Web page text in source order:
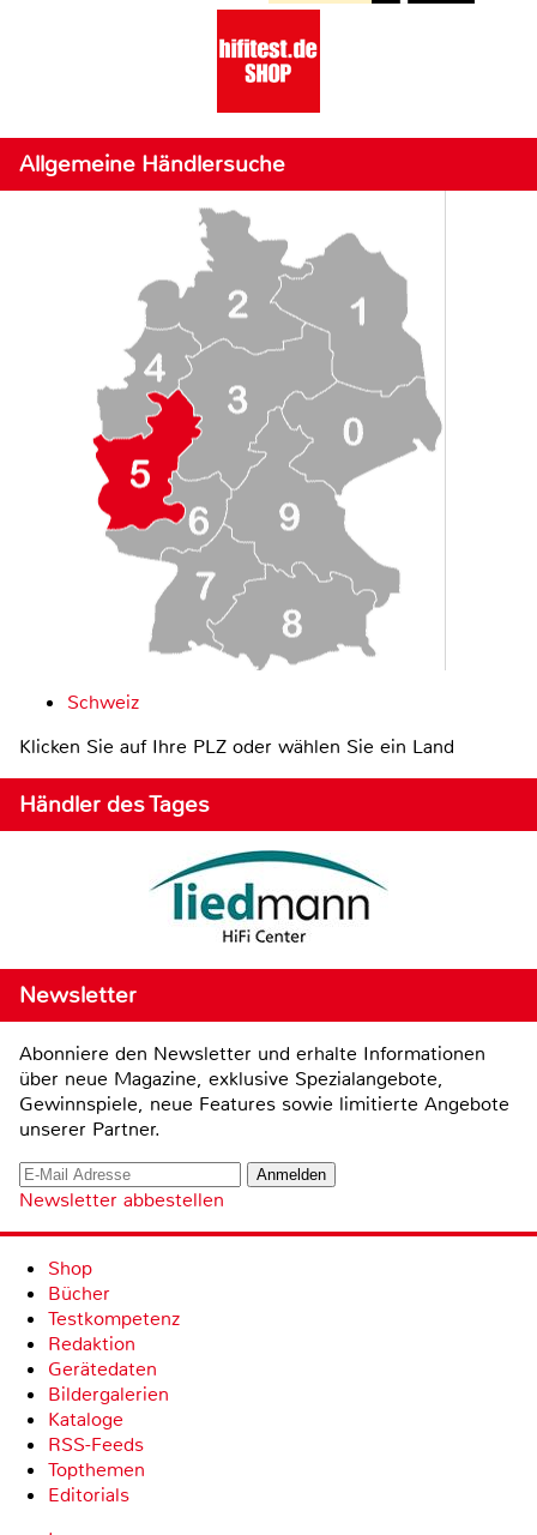
Allgemeine Händlersuche
Schweiz
Klicken Sie auf Ihre PLZ oder wählen Sie ein Land
Händler des Tages
Newsletter
Abonniere den Newsletter und erhalte Informationen
über neue Magazine, exklusive Spezialangebote,
Gewinnspiele, neue Features sowie limitierte Angebote
unserer Partner.
Newsletter abbestellen
Shop
Bücher
Testkompetenz
Redaktion
Gerätedaten
Bildergalerien
Kataloge
RSS-Feeds
Topthemen
Editorials